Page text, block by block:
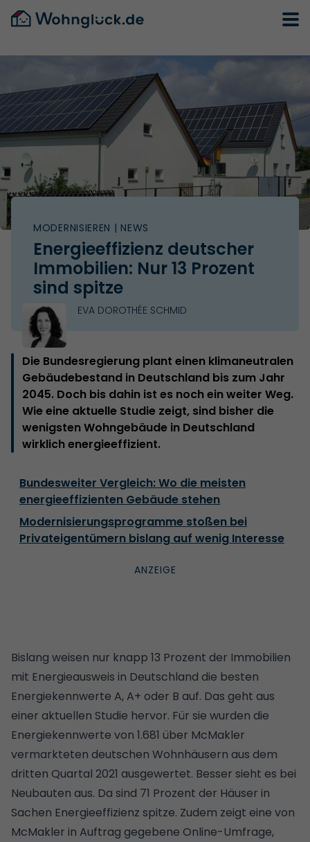
MODERNISIEREN | NEWS
Energieeffizienz deutscher
Immobilien: Nur 13 Prozent
sind spitze
EVA DOROTHÉE SCHMID
Die Bundesregierung plant einen klimaneutralen
Gebäudebestand in Deutschland bis zum Jahr
2045. Doch bis dahin ist es noch ein weiter Weg.
Wie eine aktuelle Studie zeigt, sind bisher die
wenigsten Wohngebäude in Deutschland
wirklich energieeffizient.
Bundesweiter Vergleich: Wo die meisten
energieeffizienten Gebäude stehen
Modernisierungsprogramme stoßen bei
Privateigentümern bislang auf wenig Interesse
Bislang weisen nur knapp 13 Prozent der Immobilien
mit Energieausweis in Deutschland die besten
Energiekennwerte A, A+ oder B auf. Das geht aus
einer aktuellen Studie hervor. Für sie wurden die
Energiekennwerte von 1.681 über McMakler
vermarkteten deutschen Wohnhäusern aus dem
dritten Quartal 2021 ausgewertet. Besser sieht es bei
Neubauten aus. Da sind 71 Prozent der Häuser in
Sachen Energieeffizienz spitze. Zudem zeigt eine von
McMakler in Auftrag gegebene Online-Umfrage,